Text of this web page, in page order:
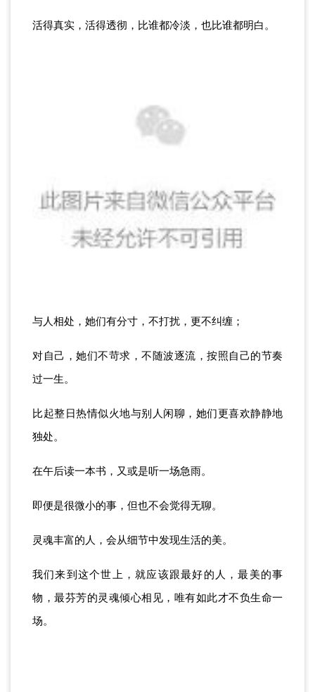
活得真实，活得透彻，比谁都冷淡，也比谁都明白。
与人相处，她们有分寸，不打扰，更不纠缠；
对自己，她们不苛求，不随波逐流，按照自己的节奏
过一生。
比起整日热情似火地与别人闲聊，她们更喜欢静静地
独处。
在午后读一本书，又或是听一场急雨。
即便是很微小的事，但也不会觉得无聊。
灵魂丰富的人，会从细节中发现生活的美。
我们来到这个世上，就应该跟最好的人，最美的事
物，最芬芳的灵魂倾心相见，唯有如此才不负生命一
场。